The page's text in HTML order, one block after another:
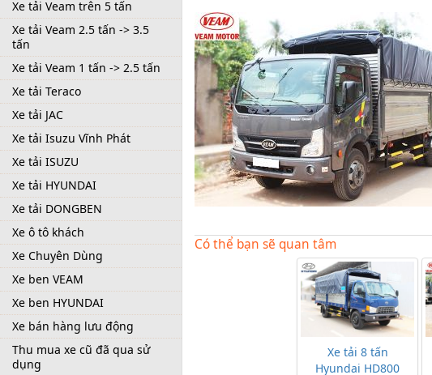
Xe tải Veam trên 5 tấn
Xe tải Veam 2.5 tấn -> 3.5
tấn
Xe tải Veam 1 tấn -> 2.5 tấn
Xe tải Teraco
Xe tải JAC
Xe tải Isuzu Vĩnh Phát
Xe tải ISUZU
Xe tải HYUNDAI
Xe tải DONGBEN
Xe ô tô khách
Xe Chuyên Dùng
Xe ben VEAM
Xe ben HYUNDAI
Xe bán hàng lưu động
Thu mua xe cũ đã qua sử
dụng
Có thể bạn sẽ quan tâm
Xe tải 8 tấn
Hyundai HD800
LIÊN HỆ